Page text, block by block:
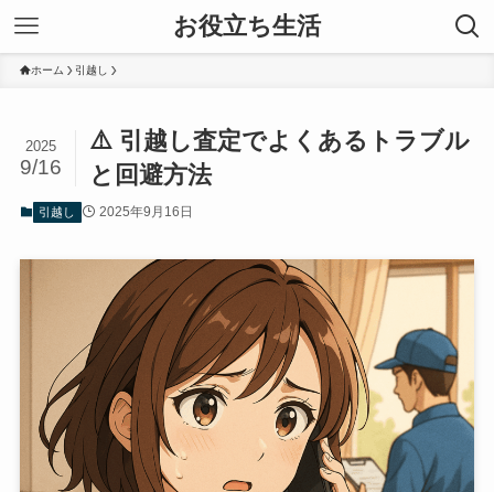
お役立ち生活
ホーム 引越し
⚠️ 引越し査定でよくあるトラブル
と回避方法
2025
9/16
引越し 2025年9月16日